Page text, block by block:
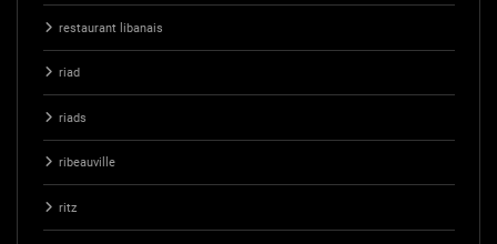
restaurant libanais
riad
riads
ribeauville
ritz